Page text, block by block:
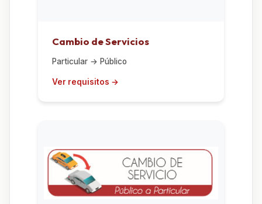
Cambio de Servicios
Particular → Público